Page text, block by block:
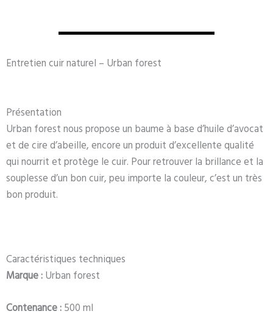
Entretien cuir naturel – Urban forest
Présentation
Urban forest nous propose un baume à base d’huile d’avocat
et de cire d’abeille, encore un produit d’excellente qualité
qui nourrit et protège le cuir. Pour retrouver la brillance et la
souplesse d’un bon cuir, peu importe la couleur, c’est un très
bon produit.
Caractéristiques techniques
Marque :Urban forest
Contenance :500 ml